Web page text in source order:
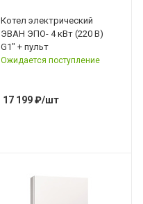
Котел электрический
ЭВАН ЭПО- 4 кВт (220 В)
G1" + пульт
Ожидается поступление
17 199₽/шт